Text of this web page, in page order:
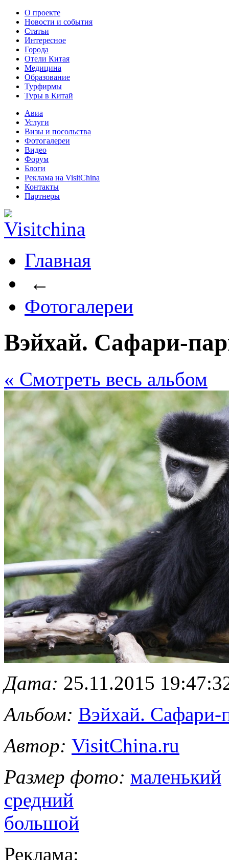
О проекте
Новости и события
Статьи
Интересное
Города
Отели Китая
Медицина
Образование
Турфирмы
Туры в Китай
Авиа
Услуги
Визы и посольства
Фотогалереи
Видео
Форум
Блоги
Реклама на VisitChina
Контакты
Партнеры
Главная
←
Фотогалереи
Вэйхай. Сафари-
« Cмотреть весь альбом
Дата: 25.11.2015
Альбом: Вэйхай. Сафари-
Автор: VisitChina.ru
Размер фото: маленький
средний
большой
Реклама: